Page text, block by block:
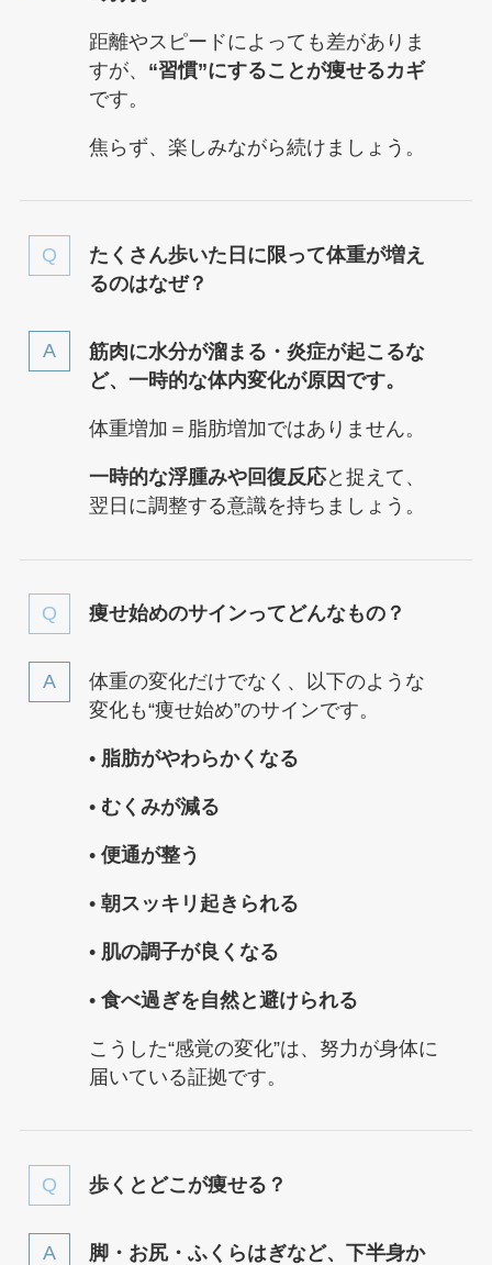
距離やスピードによっても差がありま
すが、 “習慣”にすることが痩せるカギ
です。
焦らず、楽しみながら続けましょう。
たくさん歩いた日に限って体重が増え
るのはなぜ？
筋肉に水分が溜まる・炎症が起こるな
ど、一時的な体内変化が原因です。
体重増加＝脂肪増加ではありません。
一時的な浮腫みや回復反応と捉えて、
翌日に調整する意識を持ちましょう。
痩せ始めのサインってどんなもの？
体重の変化だけでなく、以下のような
変化も“痩せ始め”のサインです。
• 脂肪がやわらかくなる
• むくみが減る
• 便通が整う
• 朝スッキリ起きられる
• 肌の調子が良くなる
• 食べ過ぎを自然と避けられる
こうした“感覚の変化”は、努力が身体に
届いている証拠です。
歩くとどこが痩せる？
脚・お尻・ふくらはぎなど、下半身か